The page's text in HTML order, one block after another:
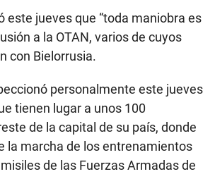
este jueves que “toda maniobra es
a la OTAN, varios de cuyos
con Bielorrusia.
personalmente este jueves
tienen lugar a unos 100
de la capital de su país, donde
la marcha de los entrenamientos
de las Fuerzas Armadas de